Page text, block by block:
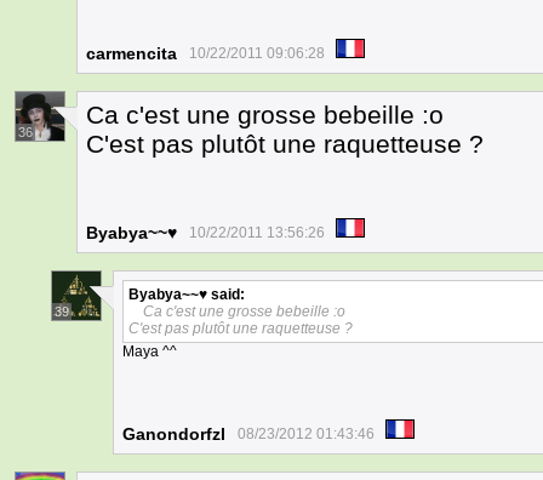
carmencita 10/22/2011 09:06:28
36
Ca c'est une grosse bebeille :o
C'est pas plutôt une raquetteuse ?
Byabya~~♥ 10/22/2011 13:56:26
39
Byabya~~♥ said:
Ca c'est une grosse bebeille :o
C'est pas plutôt une raquetteuse ?
Maya ^^
Ganondorfzl 08/23/2012 01:43:46